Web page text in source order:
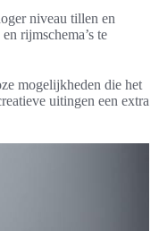
niveau tillen en
rijmschema’s te
mogelijkheden die het
uitingen een extra